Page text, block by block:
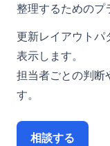
整理するためのプ
更新レイアウトパ
表示します。
担当者ごとの判断
す。
相談する